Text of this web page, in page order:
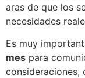
aras de que los
necesidades
Es muy
mes para
consideraciones,